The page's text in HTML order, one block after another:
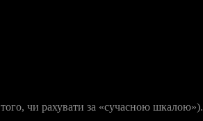
чи рахувати за «сучасною шкалою»).